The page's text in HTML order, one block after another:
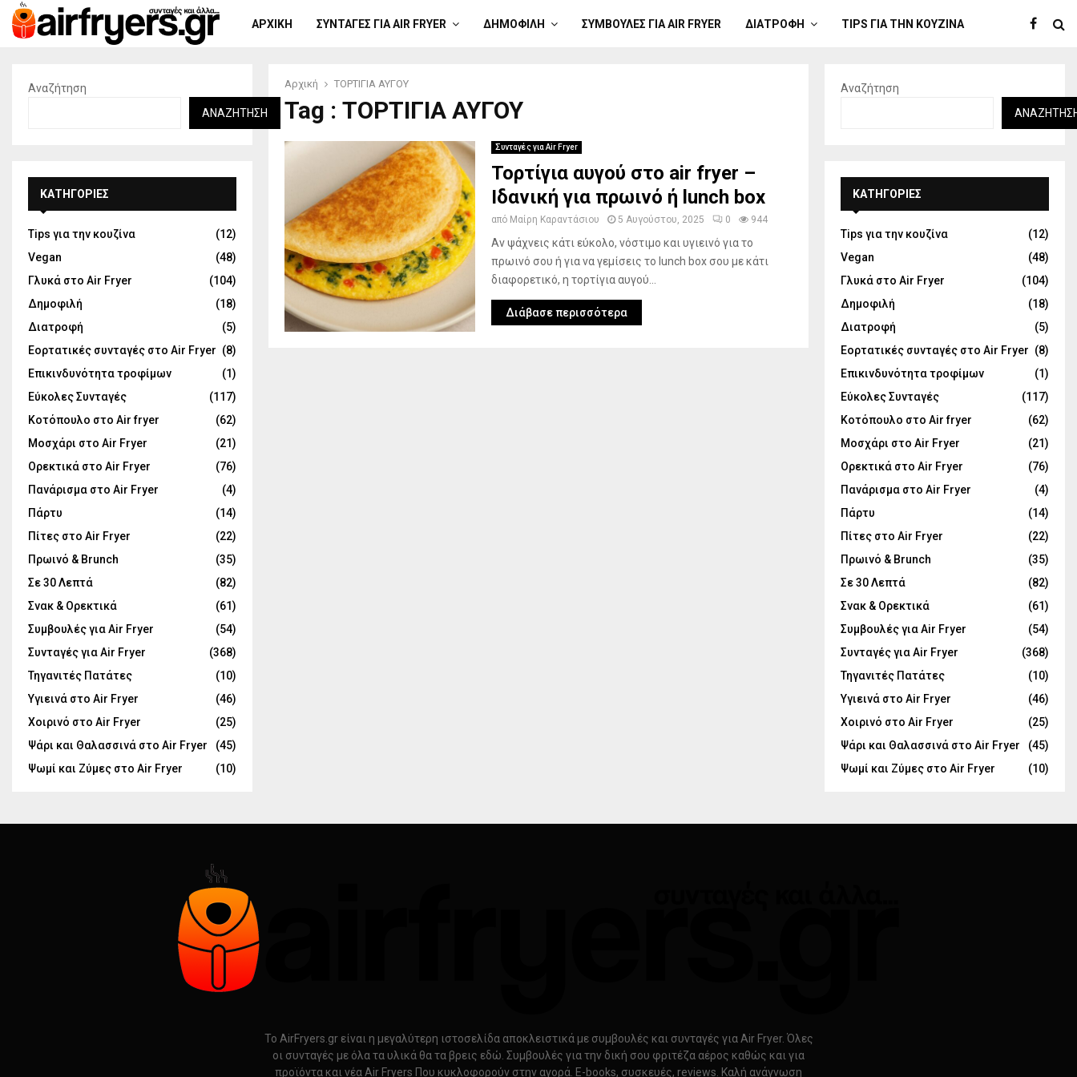
ΑΡΧΙΚΉ ΣΥΝΤΑΓΈΣ ΓΙΑ AIR FRYER ΔΗΜΟΦΙΛΉ ΣΥΜΒΟΥΛΈΣ ΓΙΑ AIR FRYER ΔΙΑΤΡΟΦΉ TIPS ΓΙΑ ΤΗΝ ΚΟΥΖΊΝΑ
Αρχική ΤΟΡΤΙΓΙΑ ΑΥΓΟΥ
Tag : ΤΟΡΤΙΓΙΑ ΑΥΓΟΥ
Συνταγές για Air Fryer
Τορτίγια αυγού στο air fryer –
Ιδανική για πρωινό ή lunch box
από Μαίρη Καραντάσιου 5 Αυγούστου, 2025 0 944
Αν ψάχνεις κάτι εύκολο, νόστιμο και υγιεινό για το
πρωινό σου ή για να γεμίσεις το lunch box σου με κάτι
διαφορετικό, η τορτίγια αυγού...
Διάβασε περισσότερα
Αναζήτηση
ΑΝΑΖΉΤΗΣΗ
KΑΤΗΓΟΡΊΕΣ
Tips για την κουζίνα
(12)
Vegan
(48)
Γλυκά στο Air Fryer
(104)
Δημοφιλή
(18)
Διατροφή
(5)
Εορτατικές συνταγές στο Air Fryer (8)
Επικινδυνότητα τροφίμων
(1)
Εύκολες Συνταγές
(117)
Κοτόπουλο στο Air fryer
(62)
Μοσχάρι στο Air Fryer
(21)
Ορεκτικά στο Air Fryer
(76)
Πανάρισμα στο Air Fryer
(4)
Πάρτυ
(14)
Πίτες στο Air Fryer
(22)
Πρωινό & Brunch
(35)
Σε 30 Λεπτά
(82)
Σνακ & Ορεκτικά
(61)
Συμβουλές για Air Fryer
(54)
Συνταγές για Air Fryer
(368)
Τηγανιτές Πατάτες
(10)
Υγιεινά στο Air Fryer
(46)
Χοιρινό στο Air Fryer
(25)
Ψάρι και Θαλασσινά στο Air Fryer
(45)
Ψωμί και Ζύμες στο Air Fryer
(10)
Αναζήτηση
KΑΤΗΓΟΡΊΕΣ
Tips για την κουζίνα
(12)
Vegan
(48)
Γλυκά στο Air Fryer
(104)
Δημοφιλή
(18)
Διατροφή
(5)
Εορτατικές συνταγές στο Air Fryer (8)
Επικινδυνότητα τροφίμων
(1)
Εύκολες Συνταγές
(117)
Κοτόπουλο στο Air fryer
(62)
Μοσχάρι στο Air Fryer
(21)
Ορεκτικά στο Air Fryer
(76)
Πανάρισμα στο Air Fryer
(4)
Πάρτυ
(14)
Πίτες στο Air Fryer
(22)
Πρωινό & Brunch
(35)
Σε 30 Λεπτά
(82)
Σνακ & Ορεκτικά
(61)
Συμβουλές για Air Fryer
(54)
Συνταγές για Air Fryer
(368)
Τηγανιτές Πατάτες
(10)
Υγιεινά στο Air Fryer
(46)
Χοιρινό στο Air Fryer
(25)
Ψάρι και Θαλασσινά στο Air Fryer
(45)
Ψωμί και Ζύμες στο Air Fryer
(10)
Το AirFryers.gr είναι η μεγαλύτερη ιστοσελίδα αποκλειστικά με συμβουλές και συνταγές για Air Fryer. Όλες
οι συνταγές με όλα τα υλικά θα τα βρεις εδώ. Συμβουλές για την δική σου φριτέζα αέρος καθώς και για
προϊόντα και νέα Air Fryers Που κυκλοφορούν στην αγορά. E-books, συσκευές, reviews. Καλή ανάγνωση